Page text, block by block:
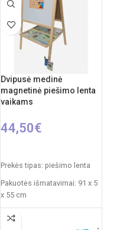
Dvipusė medinė
magnetinė piešimo lenta
vaikams
44,50€
Prekės tipas: piešimo lenta
Pakuotės išmatavimai: 91 x 5
x 55 cm
Produkto išmatavimai: 86 x
53 x 45 cm